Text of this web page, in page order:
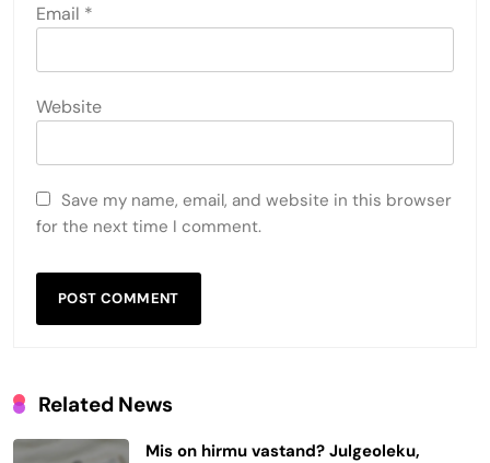
Email *
Website
Save my name, email, and website in this browser
for the next time I comment.
Related News
Mis on hirmu vastand? Julgeoleku,